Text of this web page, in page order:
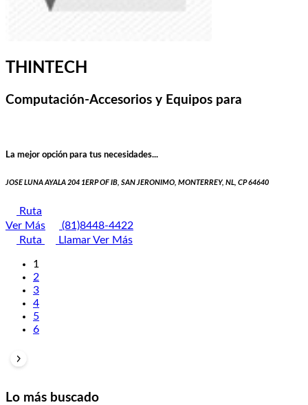
THINTECH
Computación-Accesorios y Equipos para
La mejor opción para tus necesidades...
JOSE LUNA AYALA 204 1ERP OF IB, SAN JERONIMO, MONTERREY, NL, CP 64640
Ruta
Ver Más
(81)8448-4422
Ruta
LlamarVer Más
1
2
3
4
5
6
Lo más buscado